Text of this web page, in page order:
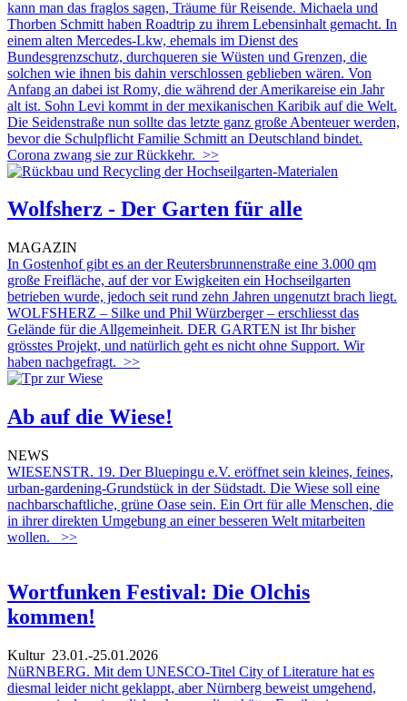
kann man das fraglos sagen, Träume für Reisende. Michaela und
Thorben Schmitt haben Roadtrip zu ihrem Lebensinhalt gemacht. In
einem alten Mercedes-Lkw, ehemals im Dienst des
Bundesgrenzschutz, durchqueren sie Wüsten und Grenzen, die
solchen wie ihnen bis dahin verschlossen geblieben wären. Von
Anfang an dabei ist Romy, die während der Amerikareise ein Jahr
alt ist. Sohn Levi kommt in der mexikanischen Karibik auf die Welt.
Die Seidenstraße nun sollte das letzte ganz große Abenteuer werden,
bevor die Schulpflicht Familie Schmitt an Deutschland bindet.
Corona zwang sie zur Rückkehr. >>
Wolfsherz - Der Garten für alle
MAGAZIN
In Gostenhof gibt es an der Reutersbrunnenstraße eine 3.000 qm
große Freifläche, auf der vor Ewigkeiten ein Hochseilgarten
betrieben wurde, jedoch seit rund zehn Jahren ungenutzt brach liegt.
WOLFSHERZ – Silke und Phil Würzberger – erschliesst das
Gelände für die Allgemeinheit. DER GARTEN ist Ihr bisher
grösstes Projekt, und natürlich geht es nicht ohne Support. Wir
haben nachgefragt. >>
Ab auf die Wiese!
NEWS
WIESENSTR. 19. Der Bluepingu e.V. eröffnet sein kleines, feines,
urban-gardening-Grundstück in der Südstadt. Die Wiese soll eine
nachbarschaftliche, grüne Oase sein. Ein Ort für alle Menschen, die
in ihrer direkten Umgebung an einer besseren Welt mitarbeiten
wollen.
>>
Wortfunken Festival: Die Olchis
kommen!
Kultur23.01.-25.01.2026
NüRNBERG. Mit dem UNESCO-Titel City of Literature hat es
diesmal leider nicht geklappt, aber Nürnberg beweist umgehend,